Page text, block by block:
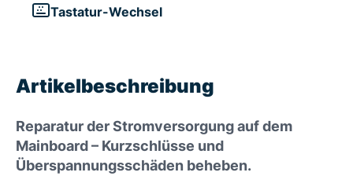
Tastatur-Wechsel
Artikelbeschreibung
Reparatur der Stromversorgung auf dem
Mainboard – Kurzschlüsse und
Überspannungsschäden beheben.